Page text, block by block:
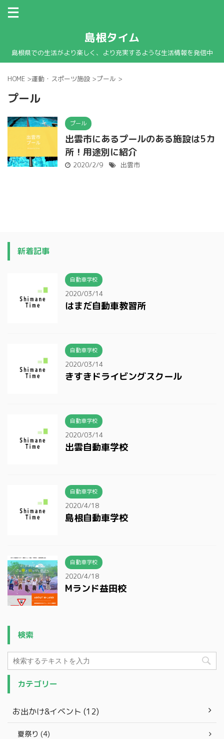
島根タイム
島根県での生活がより楽しく、より充実するような生活情報を発信中
HOME >運動・スポーツ施設 >プール >
プール
プール
出雲市にあるプールのある施設は5カ
所！用途別に紹介
2020/2/9 出雲市
新着記事
自動車学校
2020/03/14
はまだ自動車教習所
自動車学校
2020/03/14
きすきドライビングスクール
自動車学校
2020/03/14
出雲自動車学校
自動車学校
2020/4/18
島根自動車学校
自動車学校
2020/4/18
Mランド益田校
検索
カテゴリー
お出かけ&イベント (12)
夏祭り (4)